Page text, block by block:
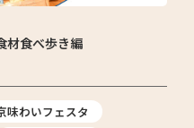
食べ歩き編
味わいフェスタ